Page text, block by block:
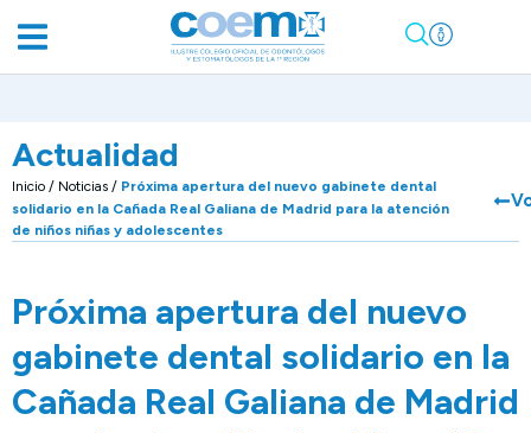
Actualidad
Inicio / Noticias / Próxima apertura del nuevo gabinete dental
solidario en la Cañada Real Galiana de Madrid para la atención
de niños niñas y adolescentes
Próxima apertura del nuevo
gabinete dental solidario en la
Cañada Real Galiana de Madrid